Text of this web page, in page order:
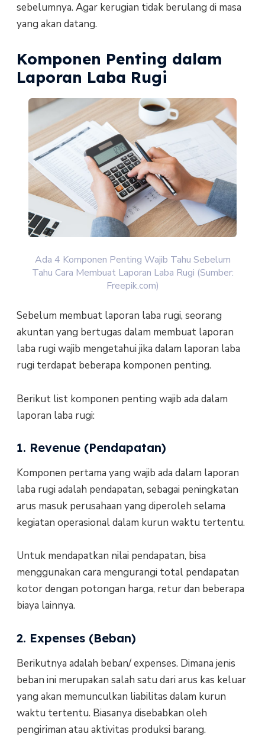
sebelumnya. Agar kerugian tidak berulang di masa
yang akan datang.
Komponen Penting dalam
Laporan Laba Rugi
Ada 4 Komponen Penting Wajib Tahu Sebelum
Tahu Cara Membuat Laporan Laba Rugi (Sumber:
Freepik.com)
Sebelum membuat laporan laba rugi, seorang
akuntan yang bertugas dalam membuat laporan
laba rugi wajib mengetahui jika dalam laporan laba
rugi terdapat beberapa komponen penting.
Berikut list komponen penting wajib ada dalam
laporan laba rugi:
1. Revenue (Pendapatan)
Komponen pertama yang wajib ada dalam laporan
laba rugi adalah pendapatan, sebagai peningkatan
arus masuk perusahaan yang diperoleh selama
kegiatan operasional dalam kurun waktu tertentu.
Untuk mendapatkan nilai pendapatan, bisa
menggunakan cara mengurangi total pendapatan
kotor dengan potongan harga, retur dan beberapa
biaya lainnya.
2. Expenses (Beban)
Berikutnya adalah beban/ expenses. Dimana jenis
beban ini merupakan salah satu dari arus kas keluar
yang akan memunculkan liabilitas dalam kurun
waktu tertentu. Biasanya disebabkan oleh
pengiriman atau aktivitas produksi barang.